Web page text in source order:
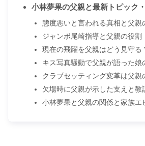
小林夢果の父親と最新トピック
態度悪いと言われる真相と父親
ジャンボ尾崎指導と父親の役割
現在の飛躍を父親はどう見守る
キス写真騒動で父親が語った娘
クラブセッティング変革は父親
欠場時に父親が示した支えと教
小林夢果と父親の関係と家族エ